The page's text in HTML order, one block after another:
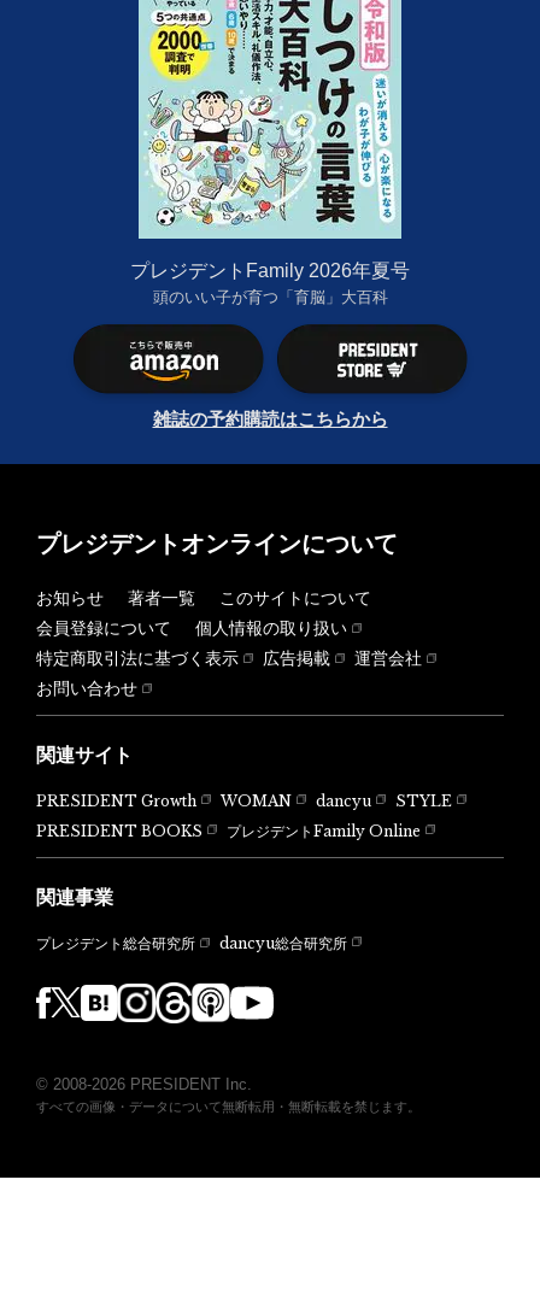
プレジデントFamily 2026年夏号
頭のいい子が育つ「育脳」大百科
雑誌の予約購読はこちらから
プレジデントオンラインについて
お知らせ 著者一覧
このサイトについて
会員登録について
個人情報の取り扱い
特定商取引法に基づく表示
広告掲載
運営会社
お問い合わせ
関連サイト
PRESIDENT Growth WOMAN dancyu
STYLE
PRESIDENT BOOKS
プレジデントFamily Online
関連事業
プレジデント総合研究所 dancyu総合研究所
© 2008-2026 PRESIDENT Inc.
すべての画像・データについて無断転用・無断転載を禁じます。